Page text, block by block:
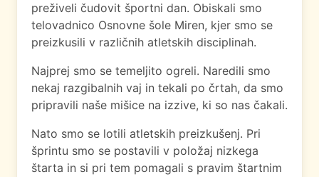
preživeli čudovit športni dan. Obiskali smo
telovadnico Osnovne šole Miren, kjer smo se
preizkusili v različnih atletskih disciplinah.
Najprej smo se temeljito ogreli. Naredili smo
nekaj razgibalnih vaj in tekali po črtah, da smo
pripravili naše mišice na izzive, ki so nas čakali.
Nato smo se lotili atletskih preizkušenj. Pri
šprintu smo se postavili v položaj nizkega
štarta in si pri tem pomagali s pravim štartnim